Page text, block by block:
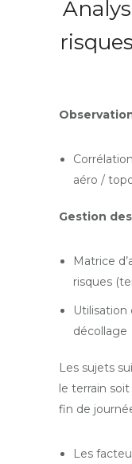
aéro /
Gestion
Matrice
risques
Utilisation
décollage
Les sujets
le terrain
fin de
Les